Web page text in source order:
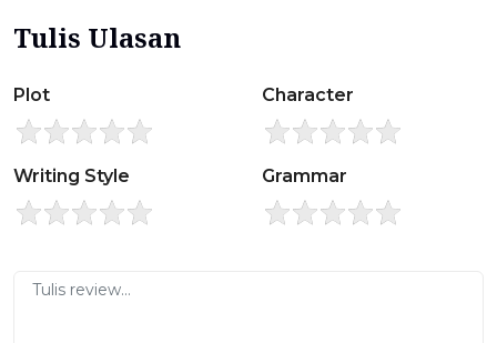
Tulis Ulasan
Plot Character
Writing Style Grammar